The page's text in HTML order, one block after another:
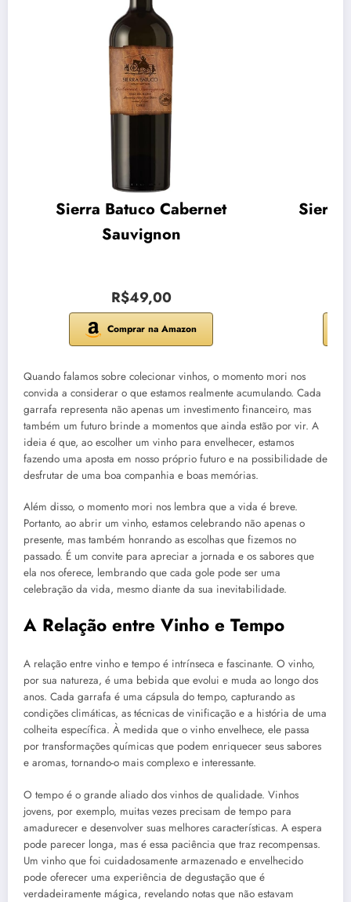
Sierra Batuco Cabernet
Sauvignon
R$49,00
Comprar na Amazon
Sierra
Quando falamos sobre colecionar vinhos, o momento mori nos
convida a considerar o que estamos realmente acumulando. Cada
garrafa representa não apenas um investimento financeiro, mas
também um futuro brinde a momentos que ainda estão por vir. A
ideia é que, ao escolher um vinho para envelhecer, estamos
fazendo uma aposta em nosso próprio futuro e na possibilidade de
desfrutar de uma boa companhia e boas memórias.
Além disso, o momento mori nos lembra que a vida é breve.
Portanto, ao abrir um vinho, estamos celebrando não apenas o
presente, mas também honrando as escolhas que fizemos no
passado. É um convite para apreciar a jornada e os sabores que
ela nos oferece, lembrando que cada gole pode ser uma
celebração da vida, mesmo diante da sua inevitabilidade.
A Relação entre Vinho e Tempo
A relação entre vinho e tempo é intrínseca e fascinante. O vinho,
por sua natureza, é uma bebida que evolui e muda ao longo dos
anos. Cada garrafa é uma cápsula do tempo, capturando as
condições climáticas, as técnicas de vinificação e a história de uma
colheita específica. À medida que o vinho envelhece, ele passa
por transformações químicas que podem enriquecer seus sabores
e aromas, tornando-o mais complexo e interessante.
O tempo é o grande aliado dos vinhos de qualidade. Vinhos
jovens, por exemplo, muitas vezes precisam de tempo para
amadurecer e desenvolver suas melhores características. A espera
pode parecer longa, mas é essa paciência que traz recompensas.
Um vinho que foi cuidadosamente armazenado e envelhecido
pode oferecer uma experiência de degustação que é
verdadeiramente mágica, revelando notas que não estavam